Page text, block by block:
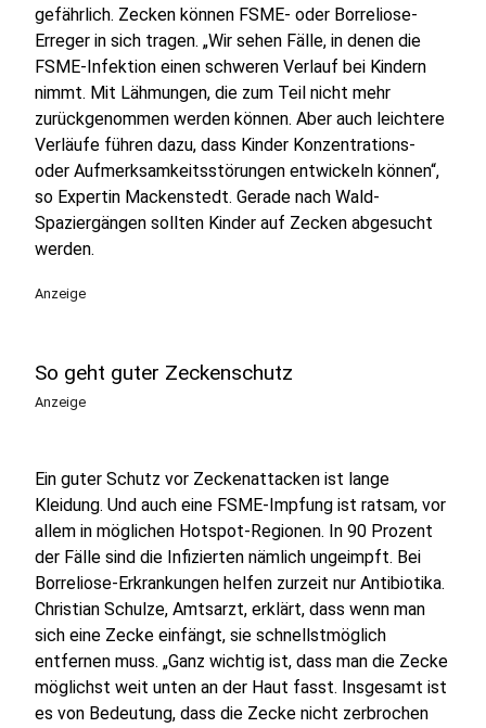
gefährlich. Zecken können FSME- oder Borreliose-
Erreger in sich tragen. „Wir sehen Fälle, in denen die
FSME-Infektion einen schweren Verlauf bei Kindern
nimmt. Mit Lähmungen, die zum Teil nicht mehr
zurückgenommen werden können. Aber auch leichtere
Verläufe führen dazu, dass Kinder Konzentrations-
oder Aufmerksamkeitsstörungen entwickeln können“,
so Expertin Mackenstedt. Gerade nach Wald-
Spaziergängen sollten Kinder auf Zecken abgesucht
werden.
Anzeige
So geht guter Zeckenschutz
Anzeige
Ein guter Schutz vor Zeckenattacken ist lange
Kleidung. Und auch eine FSME-Impfung ist ratsam, vor
allem in möglichen Hotspot-Regionen. In 90 Prozent
der Fälle sind die Infizierten nämlich ungeimpft. Bei
Borreliose-Erkrankungen helfen zurzeit nur Antibiotika.
Christian Schulze, Amtsarzt, erklärt, dass wenn man
sich eine Zecke einfängt, sie schnellstmöglich
entfernen muss. „Ganz wichtig ist, dass man die Zecke
möglichst weit unten an der Haut fasst. Insgesamt ist
es von Bedeutung, dass die Zecke nicht zerbrochen